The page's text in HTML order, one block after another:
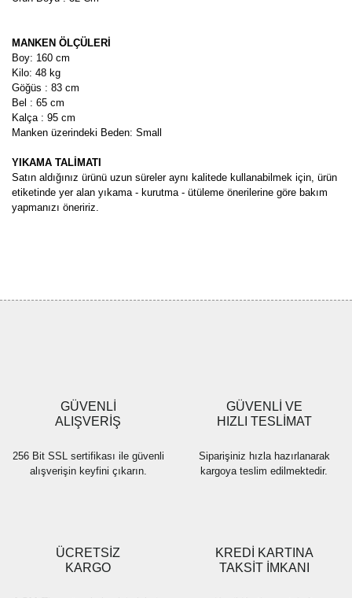
MANKEN ÖLÇÜLERİ
Boy: 160 cm
Kilo: 48 kg
Göğüs : 83 cm
Bel : 65 cm
Kalça : 95 cm
Manken üzerindeki Beden: Small
YIKAMA TALİMATI
Satın aldığınız ürünü uzun süreler aynı kalitede kullanabilmek için, ürün
etiketinde yer alan yıkama - kurutma - ütüleme önerilerine göre bakım
yapmanızı öneririz.
Ürün fiyatı diğer sitelerden daha pahalı.
Bu ürüne benzer farklı alternatifler olmalı.
GÜVENLİ
ALIŞVERİŞ
256 Bit SSL sertifikası ile güvenli
alışverişin keyfini çıkarın.
GÜVENLİ VE
HIZLI TESLİMAT
Siparişiniz hızla hazırlanarak
kargoya teslim edilmektedir.
ÜCRETSİZ
KARGO
KREDİ KARTINA
TAKSİT İMKANI